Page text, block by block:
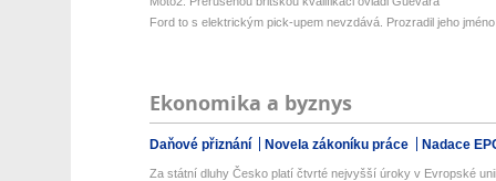
Ford to s elektrickým pick-upem nevzdává. Prozradil jeho
Ekonomika a byznys
Daňové přiznání Novela zákoníku práce Nadace
Za státní dluhy Česko platí čtvrté nejvyšší úroky v Evropské unii